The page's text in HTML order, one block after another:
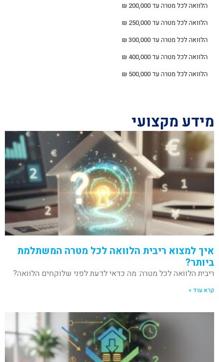
הלוואה לכל מטרה עד 200,000 ₪
הלוואה לכל מטרה עד 250,000 ₪
הלוואה לכל מטרה עד 300,000 ₪
הלוואה לכל מטרה עד 400,000 ₪
הלוואה לכל מטרה עד 500,000 ₪
מידע מקצועי
איך למצוא ריבית הלוואה לכל מטרה המשתלמת
ביותר?
ריבית הלוואה לכל מטרה: מה כדאי לדעת לפני שלוקחים הלוואה?
קרא עוד »